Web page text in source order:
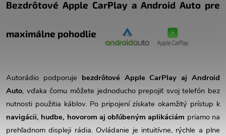
Bezdrôtové Apple CarPlay a Android Auto pre
maximálne pohodlie
Autorádio podporuje bezdrôtové Apple CarPlay aj Android
Auto, vďaka čomu môžete jednoducho prepojiť svoj telefón bez
nutnosti použitia káblov. Po pripojení získate okamžitý prístup k
navigácii, hudbe, hovorom aj obľúbeným aplikáciám priamo na
prehľadnom displeji rádia. Ovládanie je intuitívne, rýchle a plne